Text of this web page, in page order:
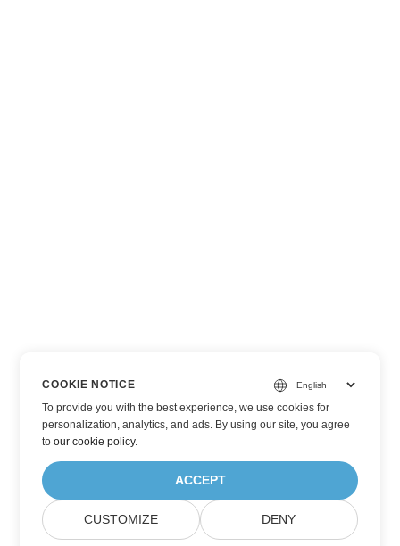
COOKIE NOTICE
To provide you with the best experience, we use cookies for
personalization, analytics, and ads. By using our site, you agree
toour cookie policy.
ACCEPT
CUSTOMIZE DENY